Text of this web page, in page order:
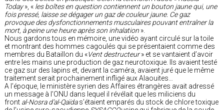
Today», « les boîtes en question contiennent un bouton jaune qui, une
fois pressé, laisse se dégager un gaz de couleur jaune. Ce gaz
provoque des dysfonctionnements musculaires pouvant entraîner la
mort, à peine une heure après son inhalation ».
Nous gardons tous en mémoire, une vidéo ayant circulé sur la toile
et montrant des hommes cagoulés qui se présentaient comme des
membres du Bataillon du «Vent destructeur» et se vantaient d’avoir
entre les mains une production de gaz neurotoxique. Ils avaient testé
ce gaz sur des lapins et, devant la caméra, avaient juré que le même
traitement serait prochainement infligé aux Alaouites…
A l’époque, le ministère syrien des Affaires étrangères avait adressé
un message à l’ONU dans lequel il révélait que les miliciens du
front al-Nosra d’al-Qaïdas’étaient emparés du stock de chlore toxique